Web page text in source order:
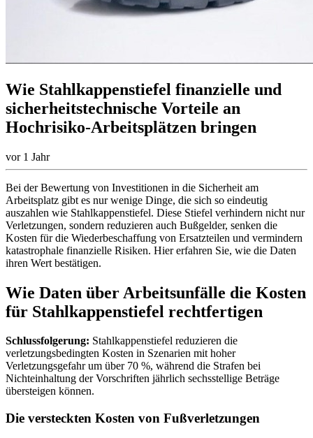
Wie Stahlkappenstiefel finanzielle und
sicherheitstechnische Vorteile an
Hochrisiko-Arbeitsplätzen bringen
vor 1 Jahr
Bei der Bewertung von Investitionen in die Sicherheit am
Arbeitsplatz gibt es nur wenige Dinge, die sich so eindeutig
auszahlen wie Stahlkappenstiefel. Diese Stiefel verhindern nicht nur
Verletzungen, sondern reduzieren auch Bußgelder, senken die
Kosten für die Wiederbeschaffung von Ersatzteilen und vermindern
katastrophale finanzielle Risiken. Hier erfahren Sie, wie die Daten
ihren Wert bestätigen.
Wie Daten über Arbeitsunfälle die Kosten
für Stahlkappenstiefel rechtfertigen
Schlussfolgerung: Stahlkappenstiefel reduzieren die
verletzungsbedingten Kosten in Szenarien mit hoher
Verletzungsgefahr um über 70 %, während die Strafen bei
Nichteinhaltung der Vorschriften jährlich sechsstellige Beträge
übersteigen können.
Die versteckten Kosten von Fußverletzungen